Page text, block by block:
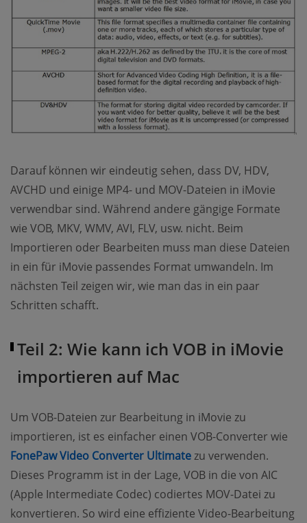
Darauf können wir eindeutig sehen, dass DV, HDV,
AVCHD und einige MP4- und MOV-Dateien in iMovie
verwendbar sind. Während andere gängige Formate
wie VOB, MKV, WMV, AVI, FLV, usw. nicht. Beim
Importieren oder Bearbeiten muss man diese Dateien
in ein für iMovie passendes Format umwandeln. Im
nächsten Teil zeigen wir, wie man das in ein paar
Schritten schafft.
Teil 2: Wie kann ich VOB in iMovie
importieren auf Mac
Um VOB-Dateien zur Bearbeitung in iMovie zu
importieren, ist es einfacher einen VOB-Converter wie
FonePaw Video Converter Ultimate (opens new window)
zu verwenden.
Dieses Programm ist in der Lage, VOB in die von AIC
(Apple Intermediate Codec) codiertes MOV-Datei zu
konvertieren. So wird eine effiziente Video-Bearbeitung